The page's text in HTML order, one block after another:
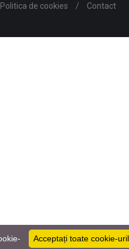
Politica de cookies / Contact
Acceptați toate cookie-